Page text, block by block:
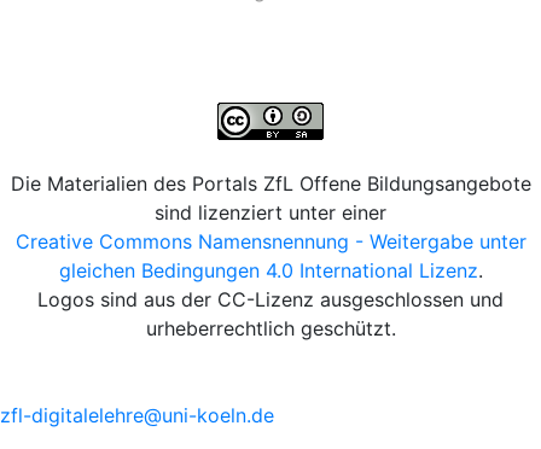
Die Materialien des Portals ZfL Offene Bildungsangebote
sind lizenziert unter einer
Creative Commons Namensnennung - Weitergabe unter
gleichen Bedingungen 4.0 International Lizenz.
Logos sind aus der CC-Lizenz ausgeschlossen und
urheberrechtlich geschützt.
zfl-digitalelehre@uni-koeln.de